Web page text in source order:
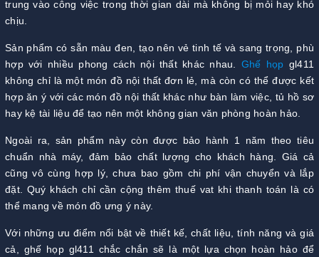
trung vào công việc trong thời gian dài mà không bị mỏi hay khó
chịu.
Sản phẩm có sẵn màu đen, tạo nên vẻ tinh tế và sang trọng, phù
hợp với nhiều phong cách nội thất khác nhau. Ghế họp gl411
không chỉ là một món đồ nội thất đơn lẻ, mà còn có thể được kết
hợp ăn ý với các món đồ nội thất khác như bàn làm việc, tủ hồ sơ
hay kệ tài liệu để tạo nên một không gian văn phòng hoàn hảo.
Ngoài ra, sản phẩm này còn được bảo hành 1 năm theo tiêu
chuẩn nhà máy, đảm bảo chất lượng cho khách hàng. Giá cả
cũng vô cùng hợp lý, chưa bao gồm chi phí vận chuyển và lắp
đặt. Quý khách chỉ cần cộng thêm thuế vat khi thanh toán là có
thể mang về món đồ ưng ý này.
Với những ưu điểm nổi bật về thiết kế, chất liệu, tính năng và giá
cả, ghế họp gl411 chắc chắn sẽ là một lựa chọn hoàn hảo để